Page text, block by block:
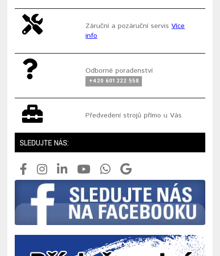
Záruční a pozáruční servisVíce
info
Odborné poradenství
+420 601 222 558
Předvedení strojů přímo u Vás
SLEDUJTE NÁS: